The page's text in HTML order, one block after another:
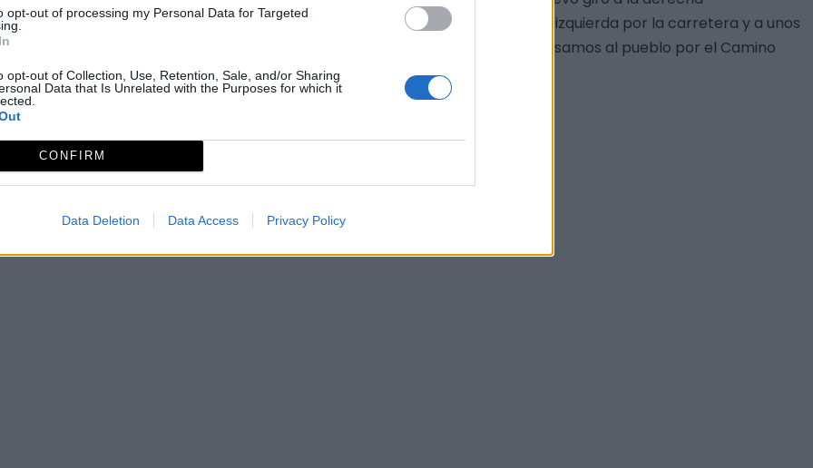
opt-out of processing my Personal Data for Targeted
opt-out of Collection, Use, Retention, Sale, and/or Sharing
Data that Is Unrelated with the Purposes for which it
CONFIRM
Data Deletion Data Access Privacy Policy
hata la carretera junto al Santuario de ese nombre. Seguimos a la izquierda por la carretera y a unos
Cross, donde confluyendo con la ruta de La Sierra y la del Marco, regresamos al pueblo por el Camino